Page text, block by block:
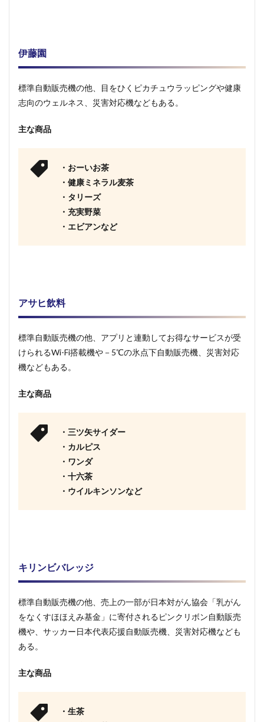
伊藤園
標準自動販売機の他、目をひくピカチュウラッピングや健康
志向のウェルネス、災害対応機などもある。
主な商品
・おーいお茶
・健康ミネラル麦茶
・タリーズ
・充実野菜
・エビアンなど
アサヒ飲料
標準自動販売機の他、アプリと連動してお得なサービスが受
けられるWi-Fi搭載機や－5℃の氷点下自動販売機、災害対応
機などもある。
主な商品
・三ツ矢サイダー
・カルピス
・ワンダ
・十六茶
・ウイルキンソンなど
キリンビバレッジ
標準自動販売機の他、売上の一部が日本対がん協会「乳がん
をなくすほほえみ基金」に寄付されるピンクリボン自動販売
機や、サッカー日本代表応援自動販売機、災害対応機なども
ある。
主な商品
・生茶